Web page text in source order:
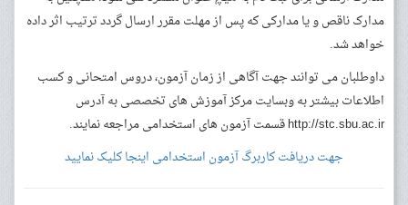
مدارک ناقص و یا مدارکی که پس از مهلت مقرر ارسال گردد ترتیب اثر داده
خواهد شد.
داوطلبان می توانند جهت آگاهی از زمان آزمون، دروس امتحانی و کسب
اطلاعات بیشتر به وبسایت مرکز آموزش های تخصصی به آدرس
http://stc.sbu.ac.ir قسمت آزمون های استخدامی مراجعه نمایند.
جهت دریافت کاربرگ آزمون استخدامی اینجا کلیک نمایید